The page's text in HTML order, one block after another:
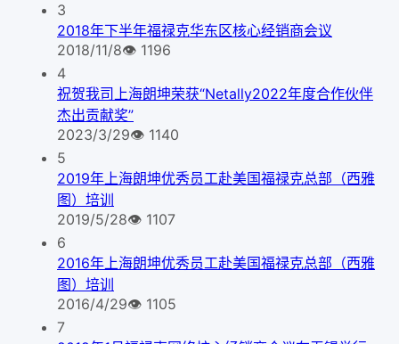
3
2018年下半年福禄克华东区核心经销商会议
2018/11/8👁 1196
4
祝贺我司上海朗坤荣获“Netally2022年度合作伙伴
杰出贡献奖”
2023/3/29👁 1140
5
2019年上海朗坤优秀员工赴美国福禄克总部（西雅
图）培训
2019/5/28👁 1107
6
2016年上海朗坤优秀员工赴美国福禄克总部（西雅
图）培训
2016/4/29👁 1105
7